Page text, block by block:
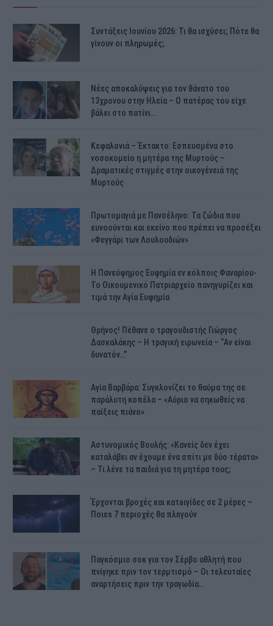
Συντάξεις Ιουνίου 2026: Τι θα ισχύσει; Πότε θα
γίνουν οι πληρωμές;
Νέες αποκαλύψεις για τον θάνατο του
13χρονου στην Ηλεία – Ο πατέρας του είχε
βάλει στο πατίνι…
Κεφαλονιά – Έκτακτο: Εσπευσμένα στο
νοσοκομείο η μητέρα της Μυρτούς –
Δραματικές στιγμές στην οικογένειά της
Μυρτούς
Πρωτομαγιά με Πανσέληνο: Τα ζώδια που
ευνοούνται και εκείνο που πρέπει να προσέξει
«Φεγγάρι των Λουλουδιών»
H Πανεύφημος Ευφημία εν κόλποις Φαναρίου-
Το Οικουμενικό Πατριαρχείο πανηγυρίζει και
τιμά την Αγία Ευφημία
Θρήνος! Πέθανε ο τραγουδιστής Γιώργος
Δασκαλάκης – Η τραγική ειρωνεία – “Αν είναι
δυνατόν…”
Αγία Βαρβάρα: Συγκλονίζει το θαύμα της σε
παράλυτη κοπέλα – «Αύριο να σηκωθείς να
παίξεις πιάνο»
Αστυνομικός Bουλής: «Κανείς δεν έχει
καταλάβει αν έχουμε ένα σπίτι με δύο τέρατα»
– Τι λένε τα παιδιά για τη μητέρα τους;
Έρχονται βροχές και κατaιγίδες σε 2 μέpες –
Ποιεs 7 πεpιοχές θα πλnγούν
Παγκόσμιο σοκ για τον Σέρβο αθλητή που
πνίγηκε πριν τον τερμτισμό – Οι τελευταίες
αναρτήσεις πριν την τραγωδία…